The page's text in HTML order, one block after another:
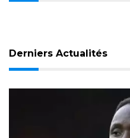
Derniers Actualités